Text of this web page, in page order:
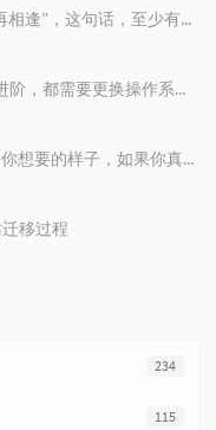
“迷失的人迷失了，相逢的人会再相逢”，这句话，至少有三层含义
读书摘记 2021-2-27 人生每一次进阶，都需要更换操作系统，最好把过去都遗忘！
读书摘记 2021-3-4 你最终会成为你想要的样子，如果你真的非常想，虽然听起来有点违心，但是强大的愿望确实非常重要！
移过程
234
115